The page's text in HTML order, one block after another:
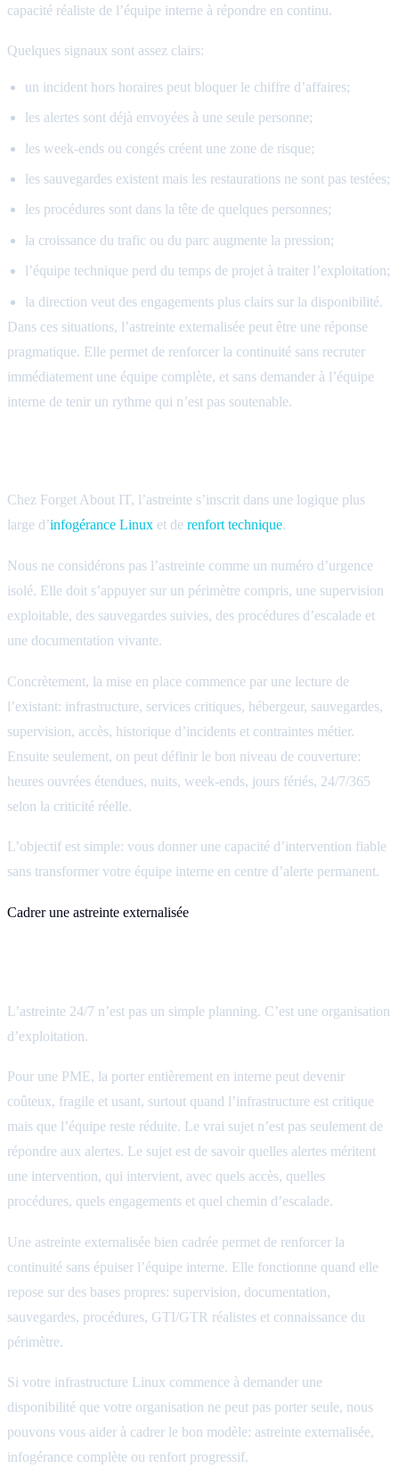
capacité réaliste de l’équipe interne à répondre en continu.
Quelques signaux sont assez clairs:
un incident hors horaires peut bloquer le chiffre d’affaires;
les alertes sont déjà envoyées à une seule personne;
les week-ends ou congés créent une zone de risque;
les sauvegardes existent mais les restaurations ne sont pas testées;
les procédures sont dans la tête de quelques personnes;
la croissance du trafic ou du parc augmente la pression;
l’équipe technique perd du temps de projet à traiter l’exploitation;
la direction veut des engagements plus clairs sur la disponibilité.
Dans ces situations, l’astreinte externalisée peut être une réponse
pragmatique. Elle permet de renforcer la continuité sans recruter
immédiatement une équipe complète, et sans demander à l’équipe
interne de tenir un rythme qui n’est pas soutenable.
Chez Forget About IT, l’astreinte s’inscrit dans une logique plus
large d’infogérance Linux et de renfort technique.
Nous ne considérons pas l’astreinte comme un numéro d’urgence
isolé. Elle doit s’appuyer sur un périmètre compris, une supervision
exploitable, des sauvegardes suivies, des procédures d’escalade et
une documentation vivante.
Concrètement, la mise en place commence par une lecture de
l’existant: infrastructure, services critiques, hébergeur, sauvegardes,
supervision, accès, historique d’incidents et contraintes métier.
Ensuite seulement, on peut définir le bon niveau de couverture:
heures ouvrées étendues, nuits, week-ends, jours fériés, 24/7/365
selon la criticité réelle.
L’objectif est simple: vous donner une capacité d’intervention fiable
sans transformer votre équipe interne en centre d’alerte permanent.
Cadrer une astreinte externalisée
L’astreinte 24/7 n’est pas un simple planning. C’est une organisation
d’exploitation.
Pour une PME, la porter entièrement en interne peut devenir
coûteux, fragile et usant, surtout quand l’infrastructure est critique
mais que l’équipe reste réduite. Le vrai sujet n’est pas seulement de
répondre aux alertes. Le sujet est de savoir quelles alertes méritent
une intervention, qui intervient, avec quels accès, quelles
procédures, quels engagements et quel chemin d’escalade.
Une astreinte externalisée bien cadrée permet de renforcer la
continuité sans épuiser l’équipe interne. Elle fonctionne quand elle
repose sur des bases propres: supervision, documentation,
sauvegardes, procédures, GTI/GTR réalistes et connaissance du
périmètre.
Si votre infrastructure Linux commence à demander une
disponibilité que votre organisation ne peut pas porter seule, nous
pouvons vous aider à cadrer le bon modèle: astreinte externalisée,
infogérance complète ou renfort progressif.